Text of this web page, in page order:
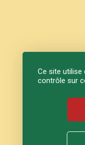
Ce site utilise
contrôle sur